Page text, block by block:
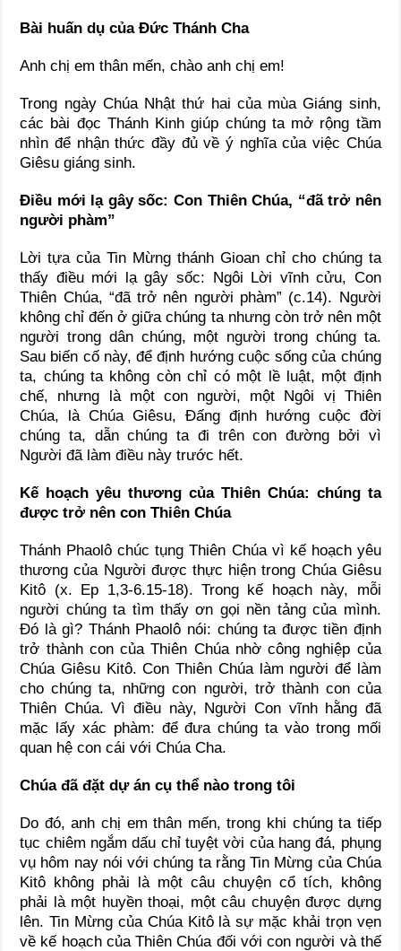
Bài huấn dụ của Đức Thánh Cha
Anh chị em thân mến, chào anh chị em!
Trong ngày Chúa Nhật thứ hai của mùa Giáng sinh,
các bài đọc Thánh Kinh giúp chúng ta mở rộng tầm
nhìn để nhận thức đầy đủ về ý nghĩa của việc Chúa
Giêsu giáng sinh.
Điều mới lạ gây sốc: Con Thiên Chúa, “đã trở nên
người phàm”
Lời tựa của Tin Mừng thánh Gioan chỉ cho chúng ta
thấy điều mới lạ gây sốc: Ngôi Lời vĩnh cửu, Con
Thiên Chúa, “đã trở nên người phàm” (c.14). Người
không chỉ đến ở giữa chúng ta nhưng còn trở nên một
người trong dân chúng, một người trong chúng ta.
Sau biến cố này, để định hướng cuộc sống của chúng
ta, chúng ta không còn chỉ có một lề luật, một định
chế, nhưng là một con người, một Ngôi vị Thiên
Chúa, là Chúa Giêsu, Đấng định hướng cuộc đời
chúng ta, dẫn chúng ta đi trên con đường bởi vì
Người đã làm điều này trước hết.
Kế hoạch yêu thương của Thiên Chúa: chúng ta
được trở nên con Thiên Chúa
Thánh Phaolô chúc tụng Thiên Chúa vì kế hoạch yêu
thương của Người được thực hiện trong Chúa Giêsu
Kitô (x. Ep 1,3-6.15-18). Trong kế hoạch này, mỗi
người chúng ta tìm thấy ơn gọi nền tảng của mình.
Đó là gì? Thánh Phaolô nói: chúng ta được tiền định
trở thành con của Thiên Chúa nhờ công nghiệp của
Chúa Giêsu Kitô. Con Thiên Chúa làm người để làm
cho chúng ta, những con người, trở thành con của
Thiên Chúa. Vì điều này, Người Con vĩnh hằng đã
mặc lấy xác phàm: để đưa chúng ta vào trong mối
quan hệ con cái với Chúa Cha.
Chúa đã đặt dự án cụ thể nào trong tôi
Do đó, anh chị em thân mến, trong khi chúng ta tiếp
tục chiêm ngắm dấu chỉ tuyệt vời của hang đá, phụng
vụ hôm nay nói với chúng ta rằng Tin Mừng của Chúa
Kitô không phải là một câu chuyện cổ tích, không
phải là một huyền thoại, một câu chuyện được dựng
lên. Tin Mừng của Chúa Kitô là sự mặc khải trọn vẹn
về kế hoạch của Thiên Chúa đối với con người và thế